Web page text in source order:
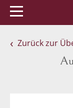
Zurück zur